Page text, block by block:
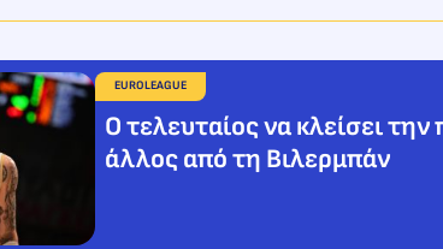
EUROLEAGUE
Ο τελευταίος να κλείσει
άλλος από τη Βιλερμπάν